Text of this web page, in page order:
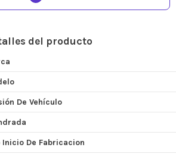
del producto
De Vehículo
Inicio De Fabricacion